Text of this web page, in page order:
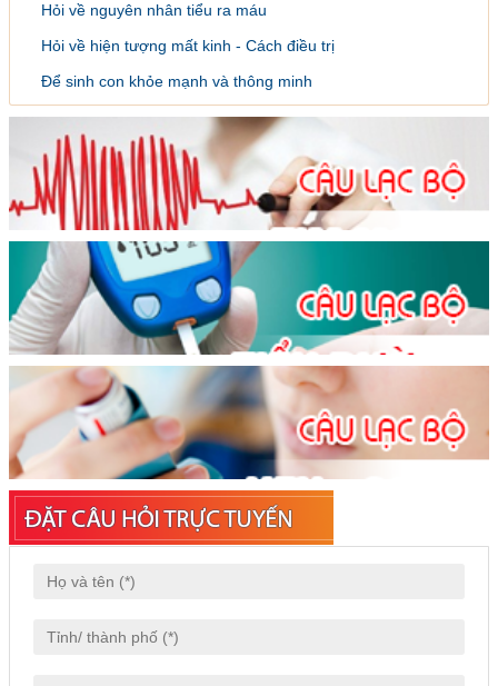
Hỏi về nguyên nhân tiểu ra máu
Hỏi về hiện tượng mất kinh - Cách điều trị
Để sinh con khỏe mạnh và thông minh